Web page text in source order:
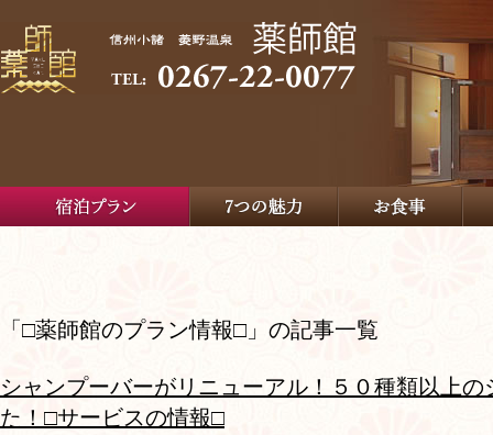
「□薬師館のプラン情報□」の記事一覧
シャンプーバーがリニューアル！５０種類以上
た！□サービスの情報□